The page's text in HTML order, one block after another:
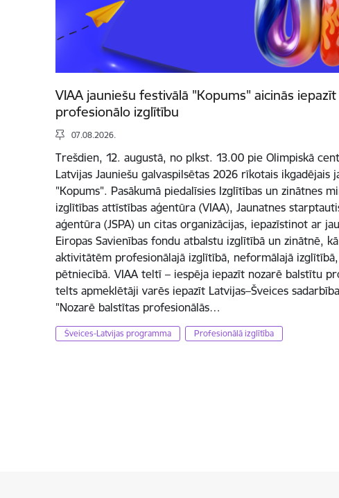
VIAA jauniešu festivālā "Kopums" aicinās
profesionālo izglītību
07.08.2026.
Trešdien, 12. augustā, no plkst. 13.00 pie Olimpiskā
Latvijas Jauniešu galvaspilsētas 2026 rīkotais ikgadējais
"Kopums". Pasākumā piedalīsies Izglītības un zinātnes
izglītības attīstības aģentūra (VIAA), Jaunatnes
aģentūra (JSPA) un citas organizācijas, iepazīstinot ar
Eiropas Savienības fondu atbalstu izglītībā un zinātnē,
aktivitātēm profesionālajā izglītībā, neformālajā
pētniecībā. VIAA teltī – iespēja iepazīt nozarē balstītu
telts apmeklētāji varēs iepazīt Latvijas–Šveices
"Nozarē balstītas profesionālās…
Šveices-Latvijas programma Profesionālā izglītība